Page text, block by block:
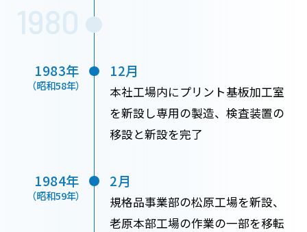
1980
1983年
（昭和58年）
12月
本社工場内にプリント基板加工室
を新設し専用の製造、検査装置の
移設と新設を完了
1984年
（昭和59年）
2月
規格品事業部の松原工場を新設、
老原本部工場の作業の一部を移転